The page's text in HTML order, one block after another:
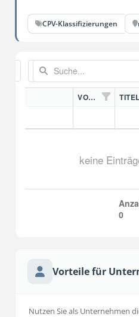
CPV-Klassifizierungen
VORDN. TITEL
keine
0
Vorteile für
Nutzen Sie als Unternehmen